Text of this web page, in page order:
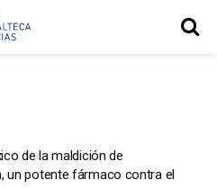
de la maldición de
un potente fármaco contra el